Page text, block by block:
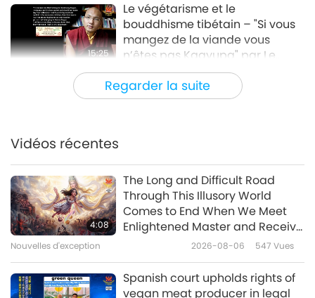
Regarder la suite
15:25
Le végétarisme et le
bouddhisme tibétain – "Si vous
mangez de la viande vous
n’êtes pas Kagyupa" par Le
Karmapa, Ogyen Trinley Dorje
(végétarien), partie 1/2
Paroles de sagesse 2021-06-16
13:52
13:11
Lumière, Illumination, et la loi du
changement : de "Le sanctuaire
intérieur" – bibliothèque de
l’Ordre rosicrucien, partie 1/2
Vidéos récentes
4:08
The Long and Difficult Road
Through This Illusory World
Comes to End When We Meet
Enlightened Master and Receive
Nouvelles d'exception 2026-08-06 547 Vues
Spanish court upholds rights of
vegan meat producer in legal